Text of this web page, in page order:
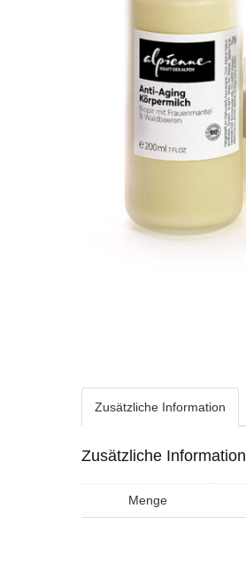
Zusätzliche Information
Zusätzliche Information
Menge